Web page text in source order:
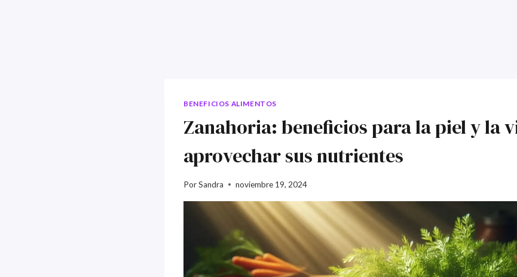
BENEFICIOS ALIMENTOS
Zanahoria: beneficios para la piel y la
aprovechar sus nutrientes
PorSandra noviembre 19, 2024